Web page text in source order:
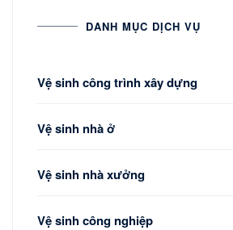
DANH MỤC DỊCH VỤ
Vệ sinh công trình xây dựng
Vệ sinh nhà ở
Vệ sinh nhà xưởng
Vệ sinh công nghiệp